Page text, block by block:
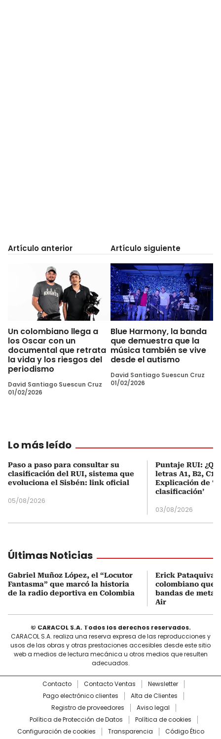
Artículo anterior
Un colombiano llega a
los Oscar con un
documental que retrata
la vida y los riesgos del
periodismo
David Santiago Suescun Cruz
01/02/2026
Artículo siguiente
Blue Harmony, la banda
que demuestra que la
música también se vive
desde el autismo
David Santiago Suescun Cruz
01/02/2026
Lo más leído
Paso a paso para consultar su
clasificación del RUI, sistema que
evoluciona el Sisbén: link oficial
05/08/2026
Puntaje RUI:
letras A1, B2, C1
Explicación de
clasificación’
03/08/2026
Últimas Noticias
Gabriel Muñoz López, el “Locutor
Fantasma” que marcó la historia
de la radio deportiva en Colombia
Erick Pataquiva,
colombiano que
bandas de metal
Air
© CARACOL S.A. Todos los derechos reservados.
CARACOL S.A. realiza una reserva expresa de las reproducciones y
usos de las obras y otras prestaciones accesibles desde este sitio
web a medios de lectura mecánica u otros medios que resulten
adecuados.
Contacto Contacto Ventas
Newsletter
Pago electrónico clientes
Alta de Clientes
Registro de proveedores
Aviso legal
Política de Protección de Datos
Política de cookies
Configuración de cookies
Transparencia Código Ético